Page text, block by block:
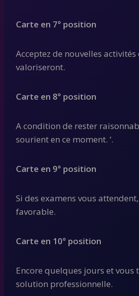
Carte en 7° position
Acceptez de nouvelles
valoriseront.
Carte en 8° position
A condition de rester
sourient en ce moment. ‘.
Carte en 9° position
Si des examens vous
favorable.
Carte en 10° position
Encore quelques jours et vous
solution professionnelle.